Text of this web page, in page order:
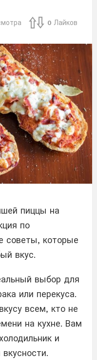
0 Лайков
пиццы на
по
советы, которые
вкус.
выбор для
или перекуса.
всем, кто не
на кухне. Вам
и
вкусности.